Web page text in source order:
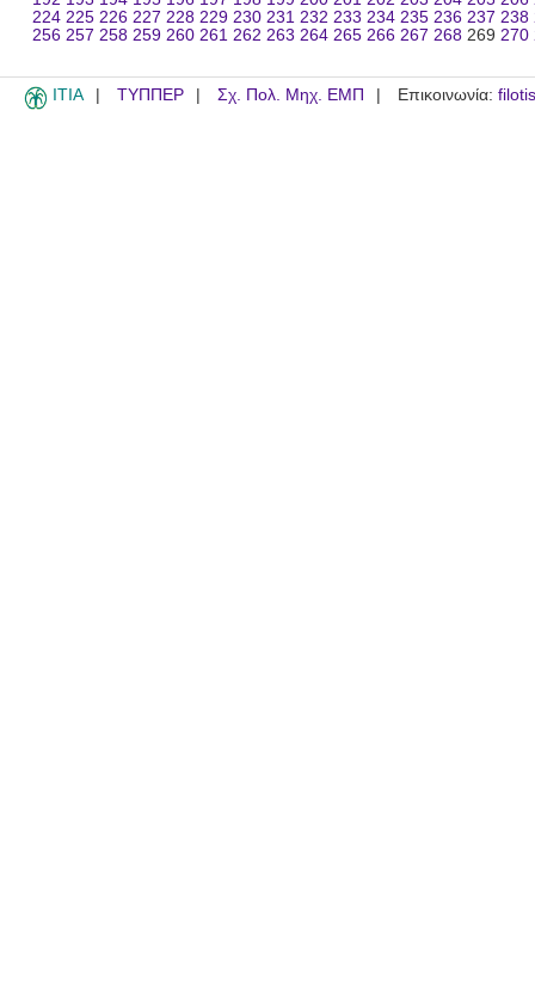
224 225 226 227 228 229 230 231 232 233 234 235 236 237 238
256 257 258 259 260 261 262 263 264 265 266 267 268 269 270
ITIA ΤΥΠΠΕΡ Σχ. Πολ. Μηχ. ΕΜΠ Επικοινωνία: